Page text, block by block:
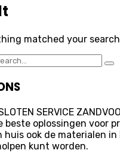
matched your
SERVICE
beste oplossingen voor
huis ook de materialen
kunt worden.